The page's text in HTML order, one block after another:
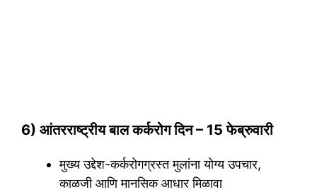
6) आंतरराष्ट्रीय बाल कर्करोग दिन – 15 फेब्रुवारी
मुख्य उद्देश-कर्करोगग्रस्त मुलांना योग्य उपचार,
काळजी आणि मानसिक आधार मिळावा